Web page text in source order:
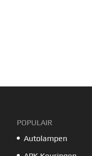
POPULAIR
Autolampen